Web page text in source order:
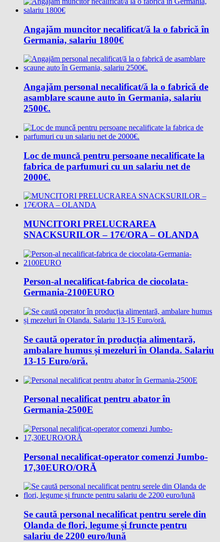
Angajăm muncitor necalificat/ă la o fabrică în
Germania, salariu 1800€
Angajăm personal necalificat/ă la o fabrică de
asamblare scaune auto în Germania, salariu
2500€.
Loc de muncǎ pentru persoane necalificate la
fabrica de parfumuri cu un salariu net de
2000€.
MUNCITORI PRELUCRAREA
SNACKSURILOR – 17€/ORA – OLANDA
Person-al necalificat-fabrica de ciocolata-
Germania-2100EURO
Se caută operator în producția alimentară,
ambalare humus și mezeluri în Olanda. Salariu
13-15 Euro/oră.
Personal necalificat pentru abator în
Germania-2500E
Personal necalificat-operator comenzi Jumbo-
17,30EURO/ORĂ
Se caută personal necalificat pentru serele din
Olanda de flori, legume și fruncte pentru
salariu de 2200 euro/lună